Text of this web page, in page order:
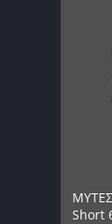
Short